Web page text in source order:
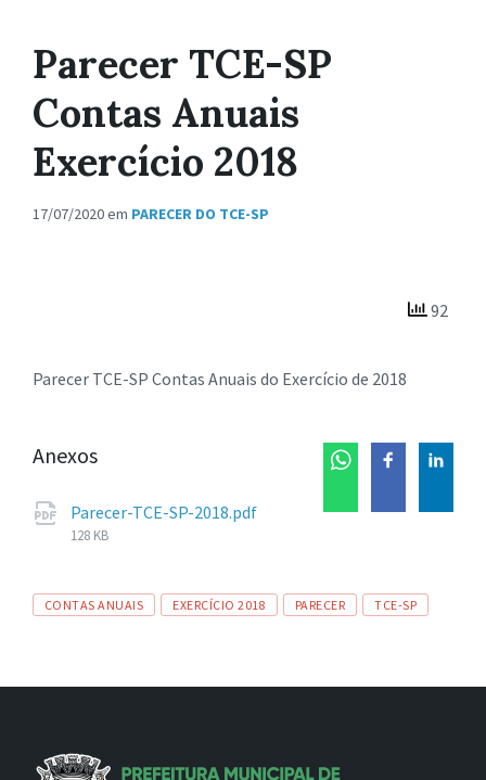
Parecer TCE-SP
Contas Anuais
Exercício 2018
17/07/2020em PARECER DO TCE-SP
92
Parecer TCE-SP Contas Anuais do Exercício de 2018
Anexos
Parecer-TCE-SP-2018.pdf
Tamanho
128 KB
Tags
CONTAS ANUAIS EXERCÍCIO 2018 PARECER TCE-SP